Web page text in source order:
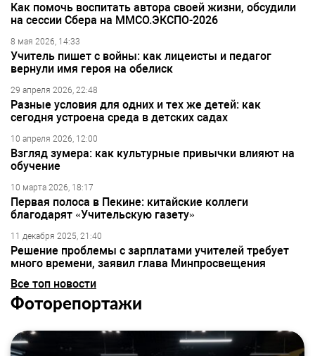
Как помочь воспитать автора своей жизни, обсудили
на сессии Сбера на ММСО.ЭКСПО-2026
8 мая 2026, 14:33
Учитель пишет с войны: как лицеисты и педагог
вернули имя героя на обелиск
29 апреля 2026, 22:48
Разные условия для одних и тех же детей: как
сегодня устроена среда в детских садах
10 апреля 2026, 12:00
Взгляд зумера: как культурные привычки влияют на
обучение
10 марта 2026, 18:17
Первая полоса в Пекине: китайские коллеги
благодарят «Учительскую газету»
11 декабря 2025, 21:40
Решение проблемы с зарплатами учителей требует
много времени, заявил глава Минпросвещения
Все топ новости
Фоторепортажи